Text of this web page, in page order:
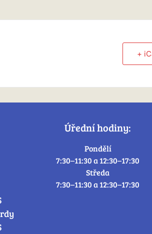
+
Úřední hodiny:
Pondělí
7:30–11:30 a 12:30–17:30
Středa
7:30–11:30 a 12:30–17:30